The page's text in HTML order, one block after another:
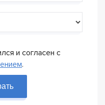
и согласен с
.